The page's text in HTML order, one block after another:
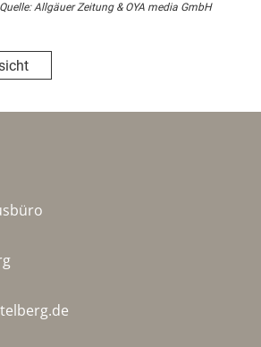
Quelle: Allgäuer Zeitung & OYA media GmbH